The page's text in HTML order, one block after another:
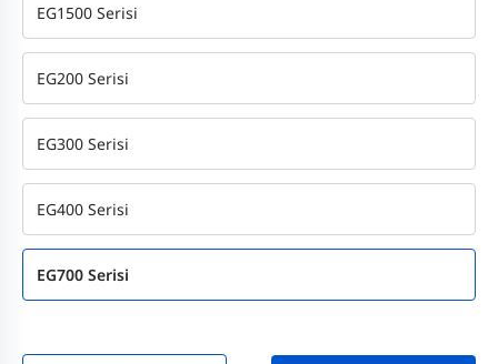
EG1500 Serisi
EG200 Serisi
EG300 Serisi
EG400 Serisi
EG700 Serisi